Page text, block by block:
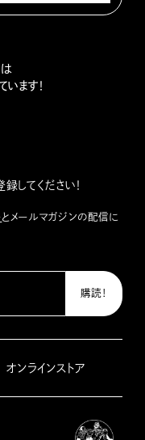
ます！
してください！
とメールマガジンの配信に
オンラインストア